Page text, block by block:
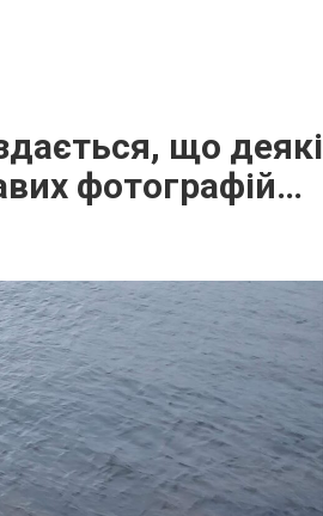
що деякі
фотографій…